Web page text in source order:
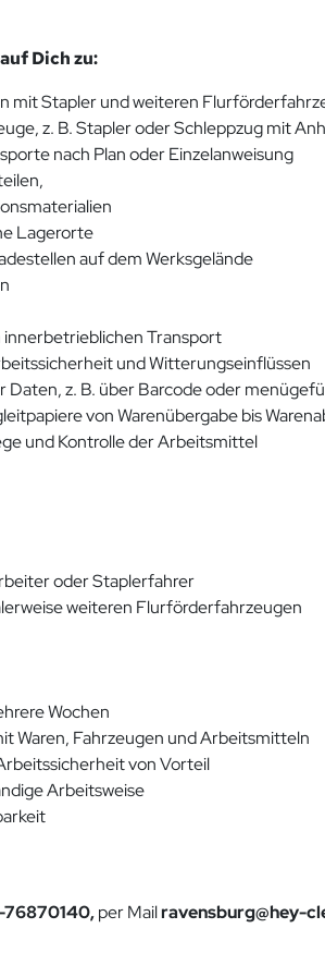
Dich zu:
mit Stapler und weiteren
z. B. Stapler oder Schleppzug mit
nach Plan oder Einzelanweisung
Lagerorte
auf dem Werksgelände
Transport
und Witterungseinflüssen
Daten, z. B. über Barcode oder
von Warenübergabe bis
und Kontrolle der Arbeitsmittel
oder Staplerfahrer
weiteren Flurförderfahrzeugen
Wochen
Waren, Fahrzeugen und Arbeitsmitteln
von Vorteil
Arbeitsweise
per Mailravensburg@hey-